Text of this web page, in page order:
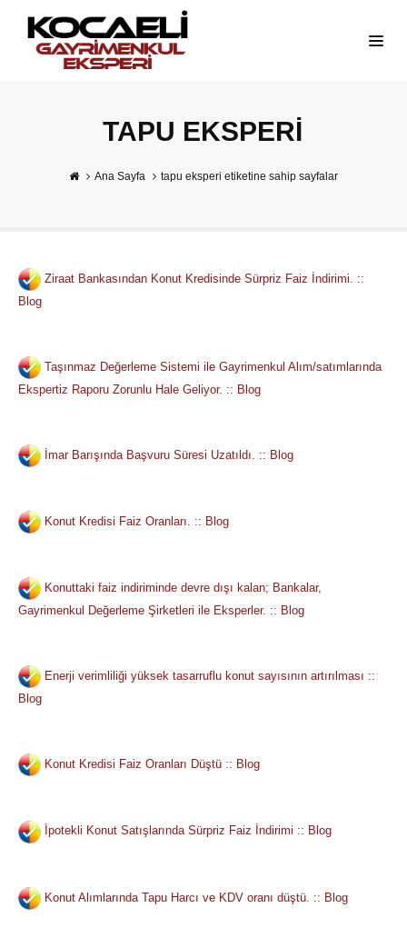
TAPU EKSPERI
Ana Sayfa tapu eksperi etiketine sahip sayfalar
Ziraat Bankasından Konut Kredisinde Sürpriz Faiz İndirimi. ::
Blog
Taşınmaz Değerleme Sistemi ile Gayrimenkul Alım/satımlarında
Ekspertiz Raporu Zorunlu Hale Geliyor. :: Blog
İmar Barışında Başvuru Süresi Uzatıldı. :: Blog
Konut Kredisi Faiz Oranları. :: Blog
Konuttaki faiz indiriminde devre dışı kalan; Bankalar,
Gayrimenkul Değerleme Şirketleri ile Eksperler. :: Blog
Enerji verimliliği yüksek tasarruflu konut sayısının artırılması ::
Blog
Konut Kredisi Faiz Oranları Düştü :: Blog
İpotekli Konut Satışlarında Sürpriz Faiz İndirimi :: Blog
Konut Alımlarında Tapu Harcı ve KDV oranı düştü. :: Blog